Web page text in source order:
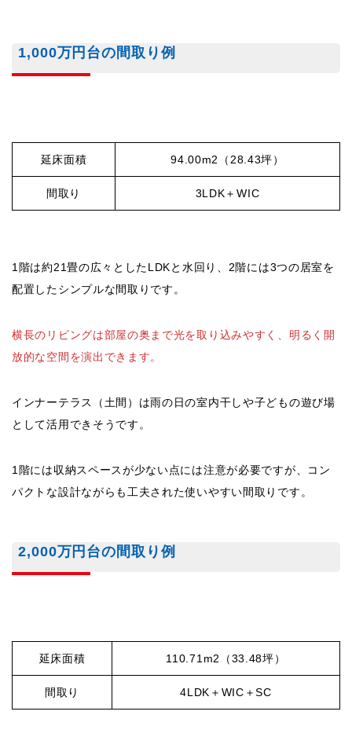
1,000万円台の間取り例
延床面積 94.00m2（28.43坪）
間取り 3LDK＋WIC
1階は約21畳の広々としたLDKと水回り、2階には3つの居室を
配置したシンプルな間取りです。
横長のリビングは部屋の奥まで光を取り込みやすく、明るく開
放的な空間を演出できます。
インナーテラス（土間）は雨の日の室内干しや子どもの遊び場
として活用できそうです。
1階には収納スペースが少ない点には注意が必要ですが、コン
パクトな設計ながらも工夫された使いやすい間取りです。
2,000万円台の間取り例
延床面積 110.71m2（33.48坪）
間取り 4LDK＋WIC＋SC